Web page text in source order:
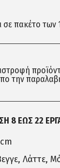
σε πακέτο των
την
8 ΕΩΣ 22
Λάττε,